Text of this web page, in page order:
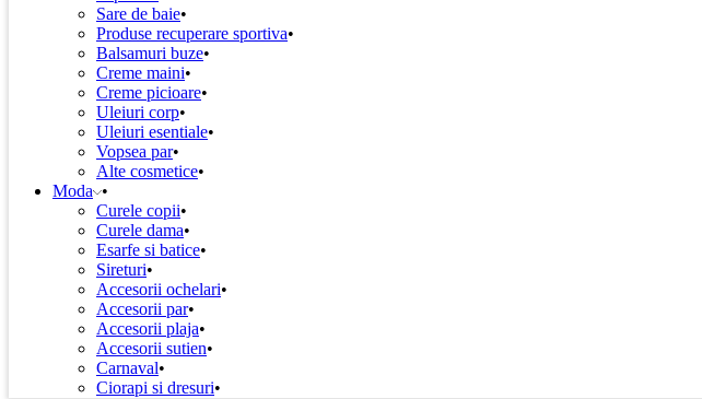
Sare de baie
Produse recuperare sportiva
Balsamuri buze
Creme maini
Creme picioare
Uleiuri corp
Uleiuri esentiale
Vopsea par
Alte cosmetice
Moda
Curele copii
Curele dama
Esarfe si batice
Sireturi
Accesorii ochelari
Accesorii par
Accesorii plaja
Accesorii sutien
Carnaval
Ciorapi si dresuri